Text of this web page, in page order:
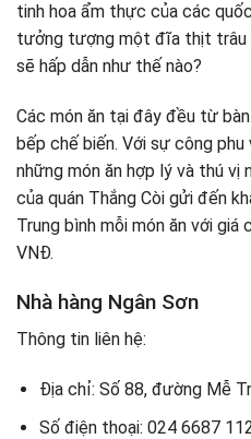
tinh hoa ẩm thực của các
tưởng tượng một đĩa thịt trâu
sẽ hấp dẫn như thế nào?
Các món ăn tại đây đều từ
bếp chế biến. Với sự công
những món ăn hợp lý và thú
của quán Thắng Còi gửi đến
Trung bình mỗi món ăn với
VNĐ.
Nhà hàng Ngân Sơn
Thông tin liên hệ:
Địa chỉ: Số 88, đường Mễ
Số điện thoại: 024 6687